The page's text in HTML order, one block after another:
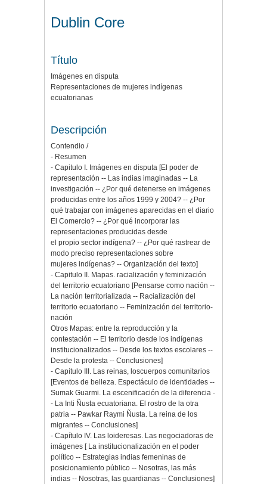
Dublin Core
Título
Imágenes en disputa
Representaciones de mujeres indígenas
ecuatorianas
Descripción
Contendio /
- Resumen
- Capitulo I. Imágenes en disputa [El poder de
representación -- Las indias imaginadas -- La
investigación -- ¿Por qué detenerse en imágenes
producidas entre los años 1999 y 2004? -- ¿Por
qué trabajar con imágenes aparecidas en el diario
El Comercio? -- ¿Por qué incorporar las
representaciones producidas desde
el propio sector indígena? -- ¿Por qué rastrear de
modo preciso representaciones sobre
mujeres indígenas? -- Organización del texto]
- Capitulo II. Mapas. racialización y feminización
del territorio ecuatoriano [Pensarse como nación --
La nación territorializada -- Racialización del
territorio ecuatoriano -- Feminización del territorio-
nación
Otros Mapas: entre la reproducción y la
contestación -- El territorio desde los indígenas
institucionalizados -- Desde los textos escolares --
Desde la protesta -- Conclusiones]
- Capítulo III. Las reinas, loscuerpos comunitarios
[Eventos de belleza. Espectáculo de identidades --
Sumak Guarmi. La escenificación de la diferencia -
- La Inti Ñusta ecuatoriana. El rostro de la otra
patria -- Pawkar Raymi Ñusta. La reina de los
migrantes -- Conclusiones]
- Capítulo IV. Las loideresas. Las negociadoras de
imágenes [ La institucionalización en el poder
político -- Estrategias indias femeninas de
posicionamiento público -- Nosotras, las más
indias -- Nosotras, las guardianas -- Conclusiones]